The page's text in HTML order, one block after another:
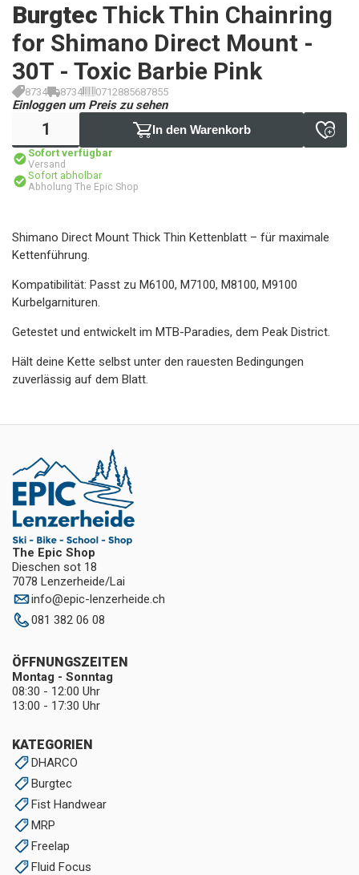
Burgtec Thick Thin Chainring
for Shimano Direct Mount -
30T - Toxic Barbie Pink
8734 8734 0712885687855
Einloggen um Preis zu sehen
In den Warenkorb
Sofort verfügbar
Versand
Sofort abholbar
Abholung The Epic Shop
Shimano Direct Mount Thick Thin Kettenblatt – für maximale
Kettenführung.
Kompatibilität: Passt zu M6100, M7100, M8100, M9100
Kurbelgarnituren.
Getestet und entwickelt im MTB-Paradies, dem Peak District.
Hält deine Kette selbst unter den rauesten Bedingungen
zuverlässig auf dem Blatt.
The Epic Shop
Dieschen sot 18
7078 Lenzerheide/Lai
info@epic-lenzerheide.ch
081 382 06 08
KATEGORIEN
DHARCO
Burgtec
Fist Handwear
MRP
Freelap
Fluid Focus
ÖFFNUNGSZEITEN
Montag - Sonntag
08:30 - 12:00 Uhr
13:00 - 17:30 Uhr